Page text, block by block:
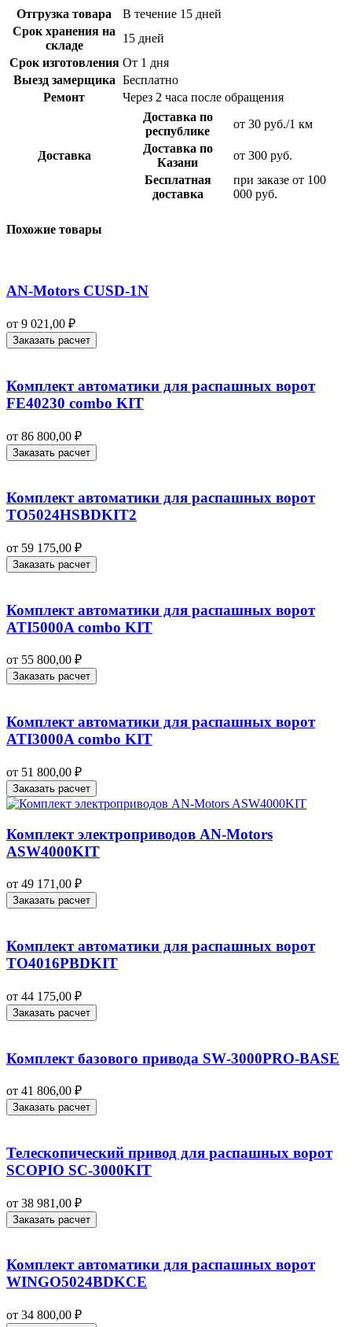
Отгрузка товара
В течение 15 дней
Срок хранения на
складе
15 дней
Срок изготовления От 1 дня
Выезд замерщика Бесплатно
Ремонт
Через 2 часа после обращения
Доставка
Доставка по
республике
от 30 руб./1 км
Доставка по
Казани
от 300 руб.
Бесплатная
доставка
при заказе от 100
000 руб.
Похожие товары
AN-Motors CUSD-1N
от 9 021,00 ₽
Заказать расчет
Комплект автоматики для распашных ворот
FE40230 combo KIT
от 86 800,00 ₽
Заказать расчет
Комплект автоматики для распашных ворот
TO5024HSBDKIT2
от 59 175,00 ₽
Заказать расчет
Комплект автоматики для распашных ворот
ATI5000A combo KIT
от 55 800,00 ₽
Заказать расчет
Комплект автоматики для распашных ворот
ATI3000A combo KIT
от 51 800,00 ₽
Заказать расчет
Комплект электроприводов AN-Motors
ASW4000KIT
от 49 171,00 ₽
Заказать расчет
Комплект автоматики для распашных ворот
TO4016PBDKIT
от 44 175,00 ₽
Заказать расчет
Комплект базового привода SW‑3000PRO‑BASE
от 41 806,00 ₽
Заказать расчет
Телескопический привод для распашных ворот
SCOPIO SC-3000KIT
от 38 981,00 ₽
Заказать расчет
Комплект автоматики для распашных ворот
WINGO5024BDKCE
от 34 800,00 ₽